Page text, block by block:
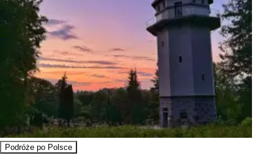
Podróże po Polsce